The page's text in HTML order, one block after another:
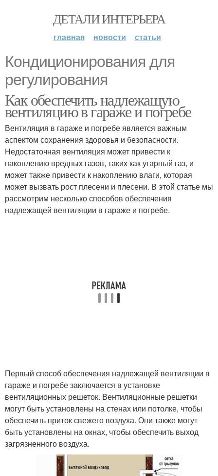
ДЕТАЛИ ИНТЕРЬЕРА
главная новости статьи
Кондиционирования для
регулирования
Как обеспечить надлежащую
вентиляцию в гараже и погребе
Вентиляция в гараже и погребе является важным
аспектом сохранения здоровья и безопасности.
Недостаточная вентиляция может привести к
накоплению вредных газов, таких как угарный газ, и
может также привести к накоплению влаги, которая
может вызвать рост плесени и плесени. В этой статье мы
рассмотрим несколько способов обеспечения
надлежащей вентиляции в гараже и погребе.
Первый способ обеспечения надлежащей вентиляции в
гараже и погребе заключается в установке
вентиляционных решеток. Вентиляционные решетки
могут быть установлены на стенах или потолке, чтобы
обеспечить приток свежего воздуха. Они также могут
быть установлены на окнах, чтобы обеспечить выход
загрязненного воздуха.